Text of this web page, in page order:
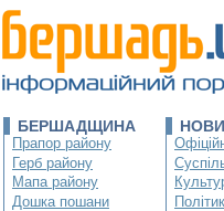
БЕРШАДЩИНА
Прапор району
Герб району
Мапа району
Дошка пошани